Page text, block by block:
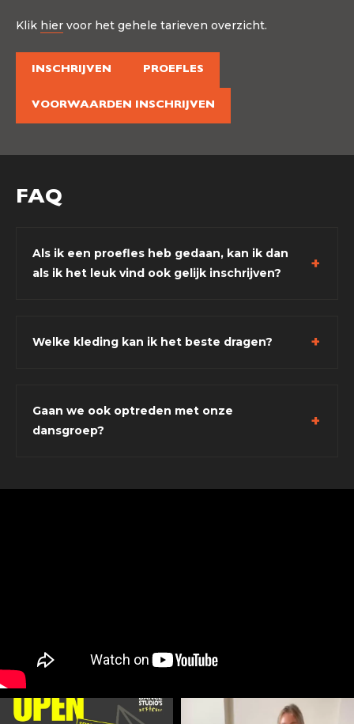
Klik hier voor het gehele tarieven overzicht.
INSCHRIJVEN PROEFLES
VOORWAARDEN INSCHRIJVEN
FAQ
Als ik een proefles heb gedaan, kan ik dan
als ik het leuk vind ook gelijk inschrijven?
Welke kleding kan ik het beste dragen?
Gaan we ook optreden met onze
dansgroep?